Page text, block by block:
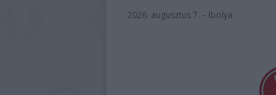
2026. augusztus 7. – Ibolya